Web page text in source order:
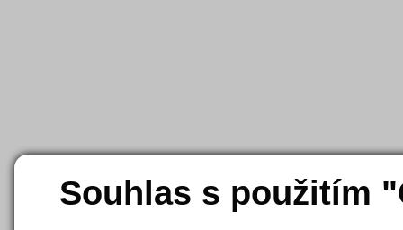
Souhlas s použitím